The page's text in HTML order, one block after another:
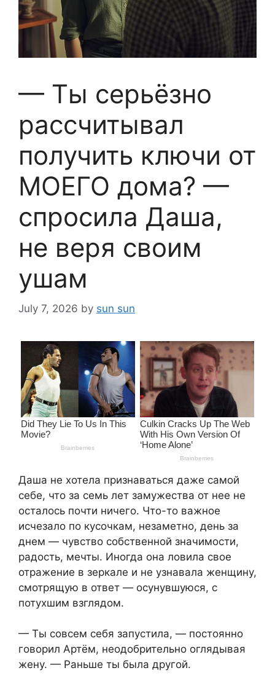
— Ты серьёзно
рассчитывал
получить ключи от
МОЕГО дома? —
спросила Даша,
не веря своим
ушам
July 7, 2026 by sun sun
Даша не хотела признаваться даже самой
себе, что за семь лет замужества от нее не
осталось почти ничего. Что-то важное
исчезало по кусочкам, незаметно, день за
днем — чувство собственной значимости,
радость, мечты. Иногда она ловила свое
отражение в зеркале и не узнавала женщину,
смотрящую в ответ — осунувшуюся, с
потухшим взглядом.
— Ты совсем себя запустила, — постоянно
говорил Артём, неодобрительно оглядывая
жену. — Раньше ты была другой.